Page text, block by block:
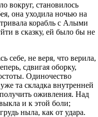
вокруг, становилось
она уходила ночью на
корабль с Алыми
в сказку, ей было бы не
себе, не веря, что верила,
сдвигая оборку,
Одиночество
та складка внутренней
оживления. Над
и к этой боли;
ныла, как от удара.